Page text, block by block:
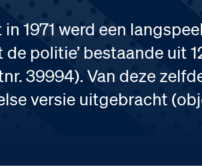
1971 werd een
politie’ bestaande uit
39994). Van deze
versie uitgebracht